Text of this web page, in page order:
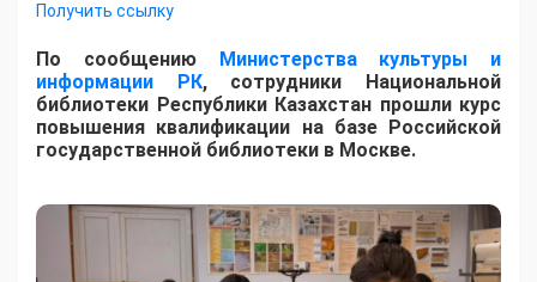
Получить ссылку
​По сообщению
Министерства культуры и
информации РК, сотрудники Национальной
библиотеки Республики Казахстан прошли курс
повышения квалификации на базе Российской
государственной библиотеки в Москве.